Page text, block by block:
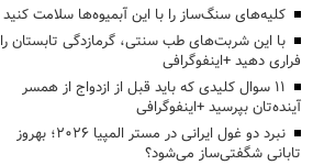
کلیه‌های سنگ‌ساز را با این آبمیوه‌ها سلامت کنید
با این شربت‌های طب سنتی، گرمازدگی تابستان را
فراری دهید +اینفوگرافی
۱۱ سوال کلیدی که باید قبل از ازدواج از همسر
آینده‌تان بپرسید +اینفوگرافی
نبرد دو غول ایرانی در مستر المپیا ۲۰۲۶؛ بهروز
تابانی شگفتی‌ساز می‌شود؟